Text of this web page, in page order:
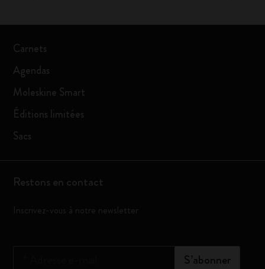
Carnets
Agendas
Moleskine Smart
Éditions limitées
Sacs
Restons en contact
Inscrivez-vous à notre newsletter
S’abonner